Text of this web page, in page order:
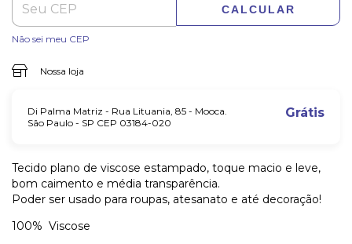
CALCULAR
Não sei meu CEP
Nossa loja
Di Palma Matriz - Rua Lituania, 85 - Mooca.
São Paulo - SP CEP 03184-020
Grátis
Tecido plano de viscose estampado, toque macio e leve,
bom caimento e média transparência.
Poder ser usado para roupas, atesanato e até decoração!
100% Viscose